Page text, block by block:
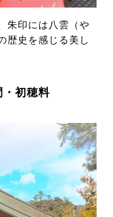
朱印には八雲（や
歴史を感じる美し
初穂料